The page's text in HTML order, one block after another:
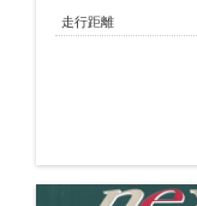
走行距離